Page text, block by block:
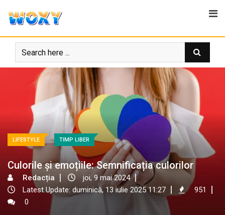
LIFESTYLE TIMP LIBER
Culorile și emoțiile: Semnificația culorilor
Redacția
joi, 9 mai 2024
Latest Update: duminică, 13 iulie 2025 11:27
951
0